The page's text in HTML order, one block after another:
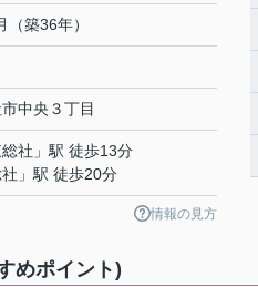
（築36年）
中央 ３丁目
社 」駅 徒歩13分
」駅 徒歩20分
情報の見方
めポイント)